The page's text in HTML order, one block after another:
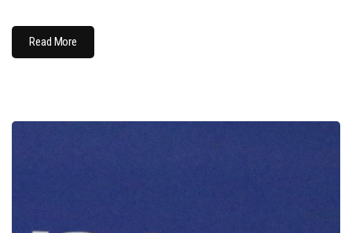
Read More